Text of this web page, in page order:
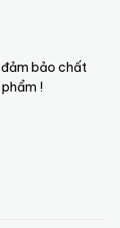
bảo chất
!